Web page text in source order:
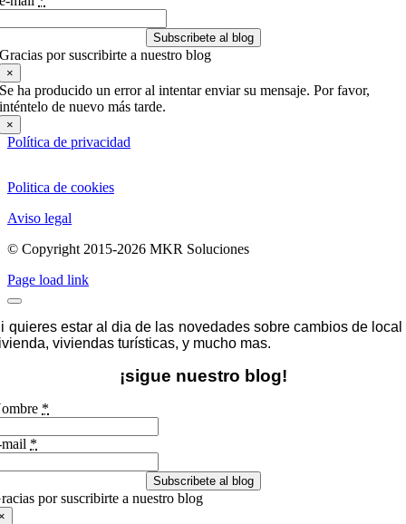
Subscribete al blog
Gracias por suscribirte a nuestro blog
×
Se ha producido un error al intentar enviar su mensaje. Por favor,
inténtelo de nuevo más tarde.
×
Política de privacidad
Politica de cookies
Aviso legal
© Copyright 2015-2026 MKR Soluciones
Page load link
quieres estar al dia de las novedades sobre cambios de local
viviendas turísticas, y mucho mas.
¡sigue nuestro blog!
*
*
Subscribete al blog
por suscribirte a nuestro blog